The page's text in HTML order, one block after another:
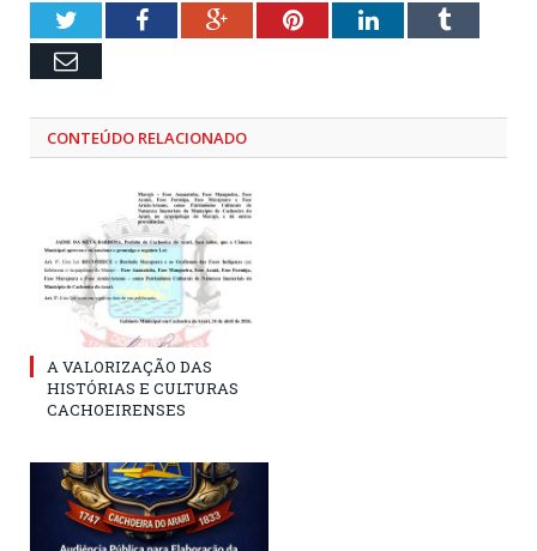
TwitterFacebookGoogle+PinterestLinkedInTumblr
Email
CONTEÚDO RELACIONADO
A VALORIZAÇÃO DAS
HISTÓRIAS E CULTURAS
CACHOEIRENSES